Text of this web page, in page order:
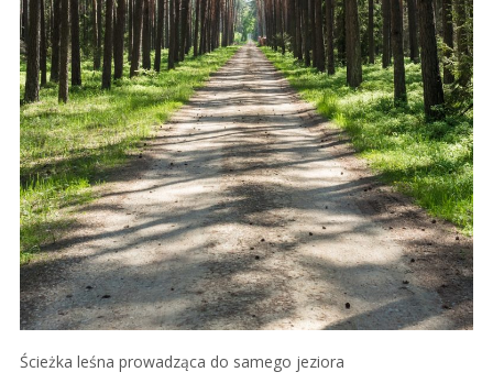
Ścieżka leśna prowadząca do samego jeziora